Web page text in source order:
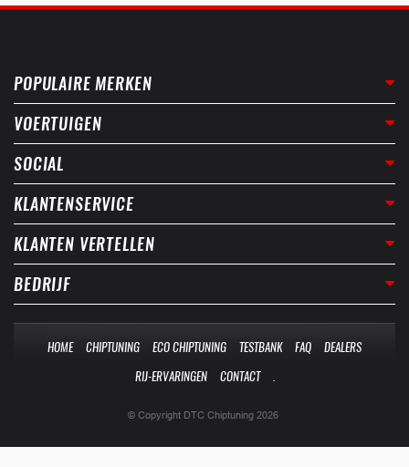
POPULAIRE MERKEN
VOERTUIGEN
SOCIAL
KLANTENSERVICE
KLANTEN VERTELLEN
BEDRIJF
HOME CHIPTUNING ECO CHIPTUNING TESTBANK FAQ
DEALERS
RIJ-ERVARINGEN
CONTACT
© Copyright DTC Chiptuning 2026